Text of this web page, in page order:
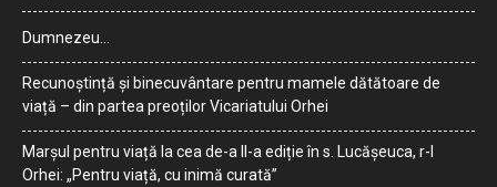
Dumnezeu…
Recunoștință și binecuvântare pentru mamele dătătoare de
viață – din partea preoților Vicariatului Orhei
Marșul pentru viață la cea de-a II-a ediție în s. Lucășeuca, r-l
Orhei: „Pentru viață, cu inimă curată”